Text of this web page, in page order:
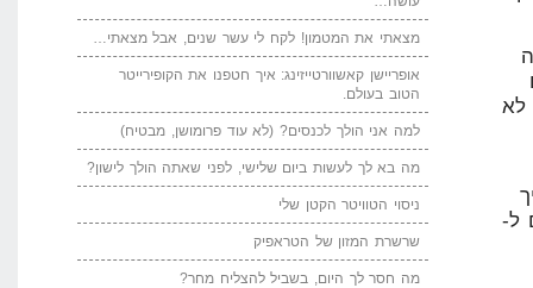
מצאתי את המטמון! לקח לי עשר שנים, אבל מצאתי…
אופריישן קאשוורטייזינג: איך חטפנו את הקופירייטר
הטוב בעולם.
למה אני הולך לכנסים? (לא עוד פרומושן, מבטיח)
מה בא לך לעשות ביום שלישי, לפני שאתה הולך לישון?
ניסוי הטוויטר הקטן שלי
שרשרת המזון של הטראפיק
מה חסר לך היום, בשביל להצליח מחר?